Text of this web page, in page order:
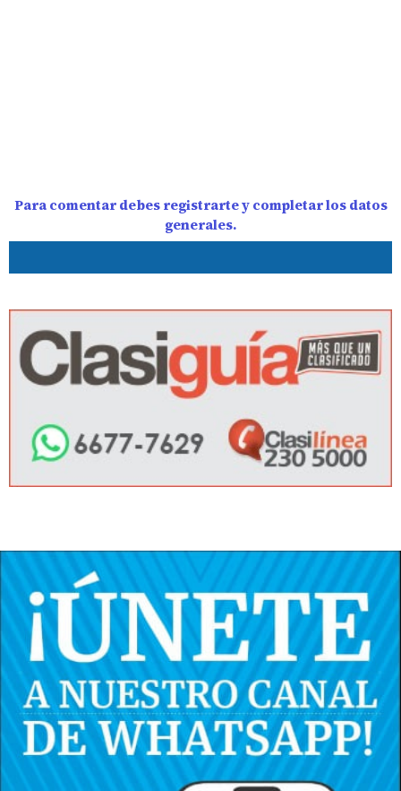
Para comentar debes registrarte y completar los datos
generales.